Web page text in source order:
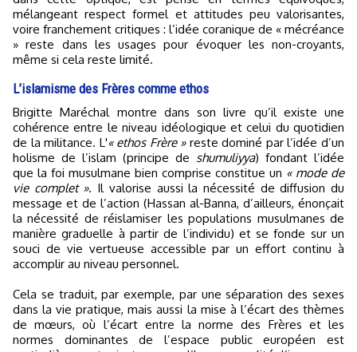
mélangeant respect formel et attitudes peu valorisantes,
voire franchement critiques : l’idée coranique de « mécréance
» reste dans les usages pour évoquer les non-croyants,
même si cela reste limité.
L’islamisme des Frères comme ethos
Brigitte Maréchal montre dans son livre qu’il existe une
cohérence entre le niveau idéologique et celui du quotidien
de la militance. L'« ethos Frère »reste dominé par l’idée d’un
holisme de l’islam (principe de shumuliyya) fondant l’idée
que la foi musulmane bien comprise constitue un « mode de
vie complet ». Il valorise aussi la nécessité de diffusion du
message et de l’action (Hassan al-Banna, d’ailleurs, énonçait
la nécessité de réislamiser les populations musulmanes de
manière graduelle à partir de l’individu) et se fonde sur un
souci de vie vertueuse accessible par un effort continu à
accomplir au niveau personnel.
Cela se traduit, par exemple, par une séparation des sexes
dans la vie pratique, mais aussi la mise à l’écart des thèmes
de mœurs, où l’écart entre la norme des Frères et les
normes dominantes de l’espace public européen est